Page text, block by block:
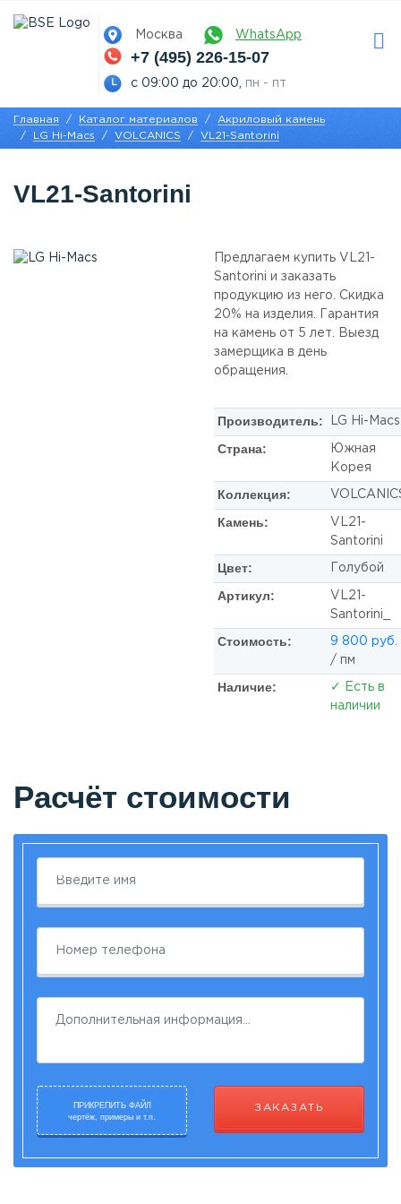
Москва WhatsApp
+7 (495) 226-15-07
с 09:00 до 20:00, пн - пт
Главная Каталог материалов
Акриловый камень
LG Hi-Macs
VOLCANICS VL21-Santorini
VL21-Santorini
Предлагаем купить VL21-
Santorini и заказать
продукцию из него. Скидка
20% на изделия. Гарантия
на камень от 5 лет. Выезд
замерщика в день
обращения.
Производитель: LG Hi-Macs
Страна:
Южная
Корея
Коллекция:
Камень:
VL21-
Santorini
Цвет: Голубой
Артикул:
VL21-
Santorini_
Стоимость:
9 800 руб.
/ пм
Наличие:
✓ Есть в
наличии
Расчёт стоимости
ПРИКРЕПИТЬ ФАЙЛ
чертёж, примеры и т.п.
ЗАКАЗАТЬ